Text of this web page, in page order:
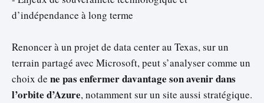
d’indépendance à long terme
Renoncer à un projet de data center au Texas, sur un
terrain partagé avec Microsoft, peut s’analyser comme un
choix de ne pas enfermer davantage son avenir dans
l’orbite d’Azure, notamment sur un site aussi stratégique.